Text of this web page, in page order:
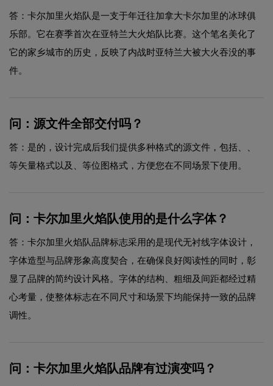
答：卡尔加里火焰队是一支于年迁往加拿大卡尔加里的冰球俱
乐部。它在赛季首次在亚特兰大火焰队比赛。这个笔名美化了
它的家乡城市的历史，反映了内战时亚特兰大被大火吞没的事
件。
问：源文件全部交付吗？
答：是的，设计完成后我们提供多种格式的源文件，包括、、
等矢量格式以及、等位图格式，方便您在不同场景下使用。
问：卡尔加里火焰队使用的是什么字体？
答：卡尔加里火焰队品牌标志采用的是现代无衬线字体设计，
字体造型与品牌形象高度契合，在确保良好阅读性的同时，彰
显了品牌的简约设计风格。字体的结构、粗细及间距都经过精
心考量，使整体标志在不同尺寸和场景下均能保持一致的品牌
调性。
问：卡尔加里火焰队品牌有过演变吗？